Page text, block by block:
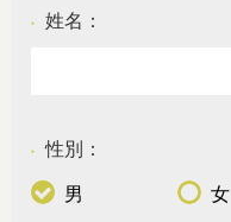
● 姓名：
● 性別：
男 女